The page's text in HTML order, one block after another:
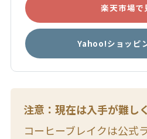
楽天市場で
Yahoo!ショッピ
注意：現在は入手が難し
コーヒーブレイクは公式